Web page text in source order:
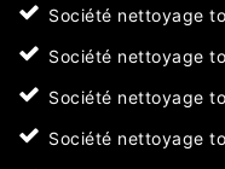
Société nettoyage
Société nettoyage
Société nettoyage
Société nettoyage